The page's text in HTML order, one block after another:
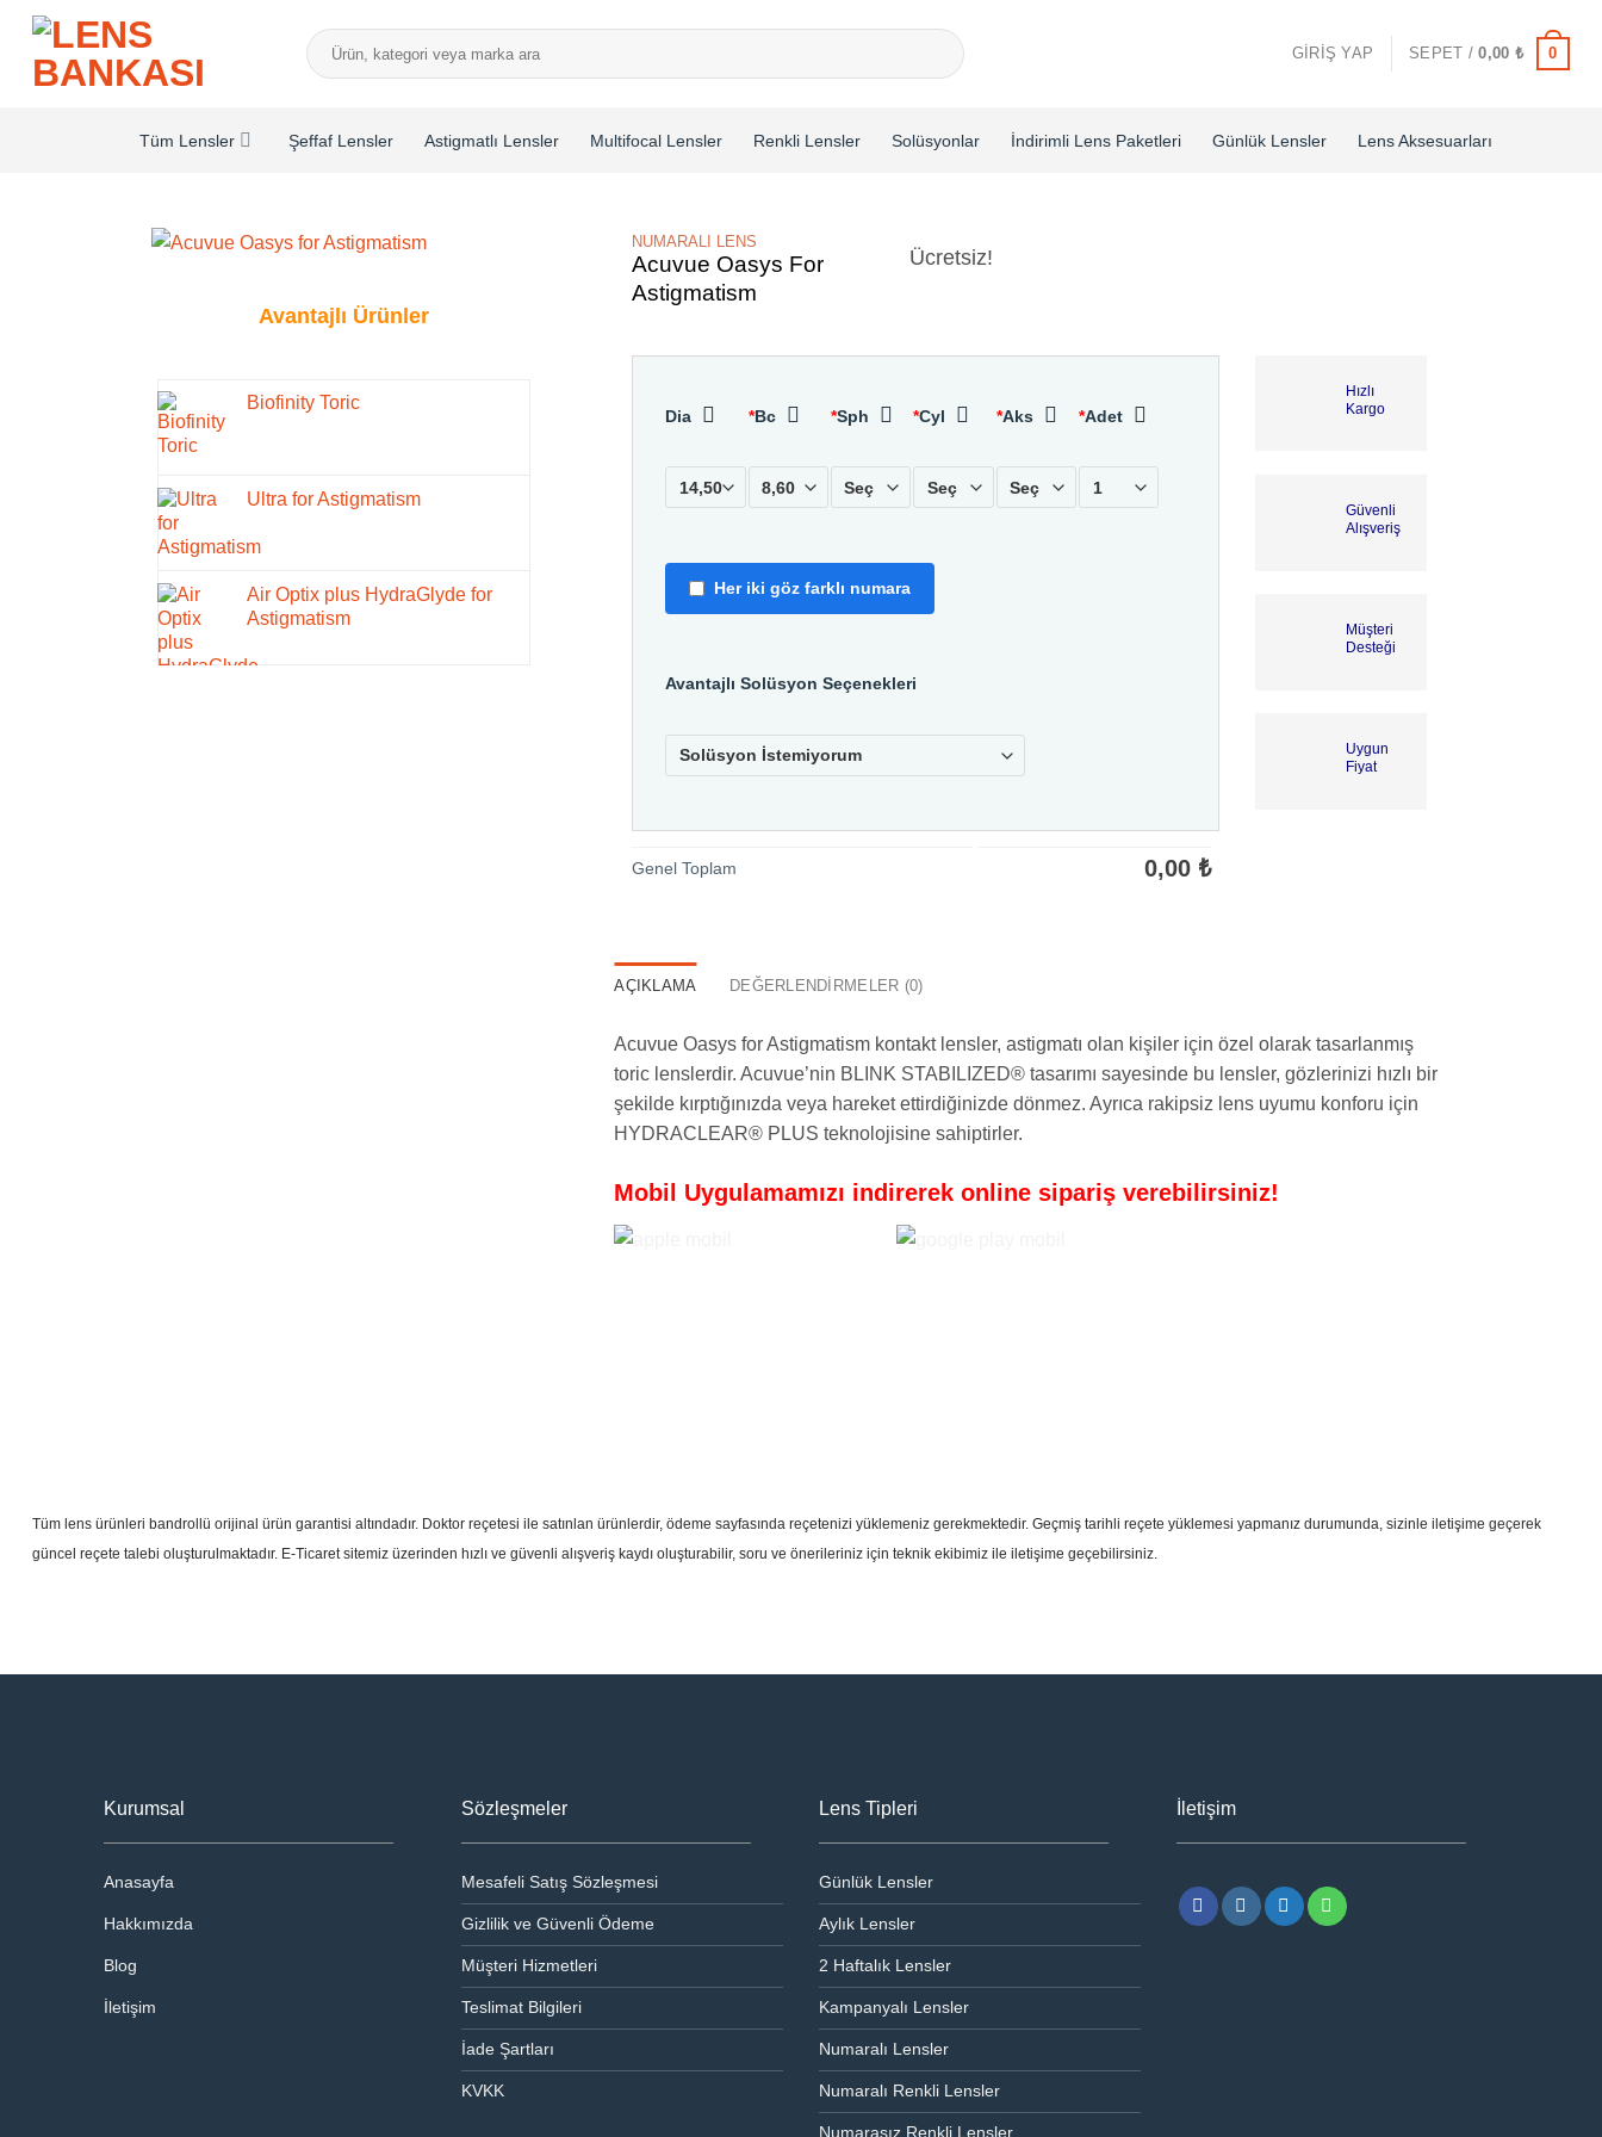
İçeriğe
Ara:
GIRIŞ YAP SEPET /0,00 ₺ 0
Tüm Lensler Şeffaf Lensler Astigmatlı Lensler Multifocal Lensler Renkli Lensler Solüsyonlar İndirimli Lens Paketleri Günlük Lensler Lens Aksesuarları
Avantajlı Ürünler
Biofinity Toric
Ultra for Astigmatism
Air Optix plus HydraGlyde for
Astigmatism
NUMARALI LENS
Acuvue Oasys For
Astigmatism
Ücretsiz!
Dia *Bc *Sph *Cyl *Aks *Adet
Her iki göz farklı numara
Avantajlı Solüsyon Seçenekleri
Genel Toplam 0,00 ₺
Hızlı
Kargo
Güvenli
Alışveriş
Müşteri
Desteği
Uygun
Fiyat
AÇIKLAMA DEĞERLENDIRMELER (0)
Acuvue Oasys for Astigmatism kontakt lensler, astigmatı olan kişiler için özel olarak tasarlanmış
toric lenslerdir. Acuvue’nin BLINK STABILIZED® tasarımı sayesinde bu lensler, gözlerinizi hızlı bir
şekilde kırptığınızda veya hareket ettirdiğinizde dönmez. Ayrıca rakipsiz lens uyumu konforu için
HYDRACLEAR® PLUS teknolojisine sahiptirler.
Mobil Uygulamamızı indirerek online sipariş verebilirsiniz!
Tüm lens ürünleri bandrollü orijinal ürün garantisi altındadır. Doktor reçetesi ile satınlan ürünlerdir, ödeme sayfasında reçetenizi yüklemeniz gerekmektedir. Geçmiş tarihli reçete yüklemesi yapmanız durumunda, sizinle iletişime geçerek
güncel reçete talebi oluşturulmaktadır. E-Ticaret sitemiz üzerinden hızlı ve güvenli alışveriş kaydı oluşturabilir, soru ve önerileriniz için teknik ekibimiz ile iletişime geçebilirsiniz.
Kurumsal
Anasayfa
Hakkımızda
Blog
İletişim
Sözleşmeler
Mesafeli Satış Sözleşmesi
Gizlilik ve Güvenli Ödeme
Müşteri Hizmetleri
Teslimat Bilgileri
İade Şartları
KVKK
Lens Tipleri
Günlük Lensler
Aylık Lensler
2 Haftalık Lensler
Kampanyalı Lensler
Numaralı Lensler
Numaralı Renkli Lensler
Numarasız Renkli Lensler
İletişim